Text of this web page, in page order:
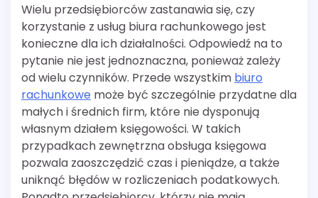
Wielu przedsiębiorców zastanawia się, czy
korzystanie z usług biura rachunkowego jest
konieczne dla ich działalności. Odpowiedź na to
pytanie nie jest jednoznaczna, ponieważ zależy
od wielu czynników. Przede wszystkim biuro
rachunkowe może być szczególnie przydatne dla
małych i średnich firm, które nie dysponują
własnym działem księgowości. W takich
przypadkach zewnętrzna obsługa księgowa
pozwala zaoszczędzić czas i pieniądze, a także
uniknąć błędów w rozliczeniach podatkowych.